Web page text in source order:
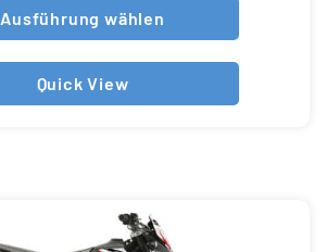
Ausführung wählen
Quick View